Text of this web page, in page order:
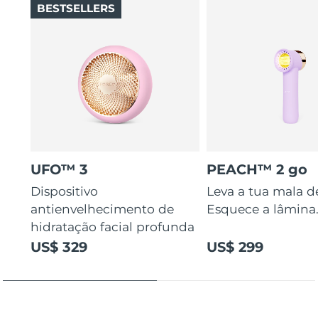
UFO™ 3
Dispositivo
antienvelhecimento de
hidratação facial profunda
US$ 329
BESTSELLERS
PEACH™ 2 go
Leva a tua mala
Esquece a
US$ 299